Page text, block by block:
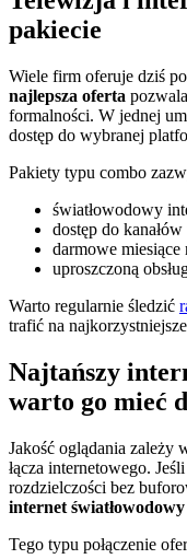
pakiecie
Wiele firm oferuje dziś
najlepsza oferta
formalności. W jednej
dostęp do wybranej
Pakiety typu combo
światłowodowy
dostęp do
darmowe miesiące
uproszczoną
Warto regularnie śledzić
trafić na
Najtańszy
warto go mieć
Jakość oglądania zależy
łącza internetowego.
rozdzielczości bez
internet światłowodowy
Tego typu połączenie